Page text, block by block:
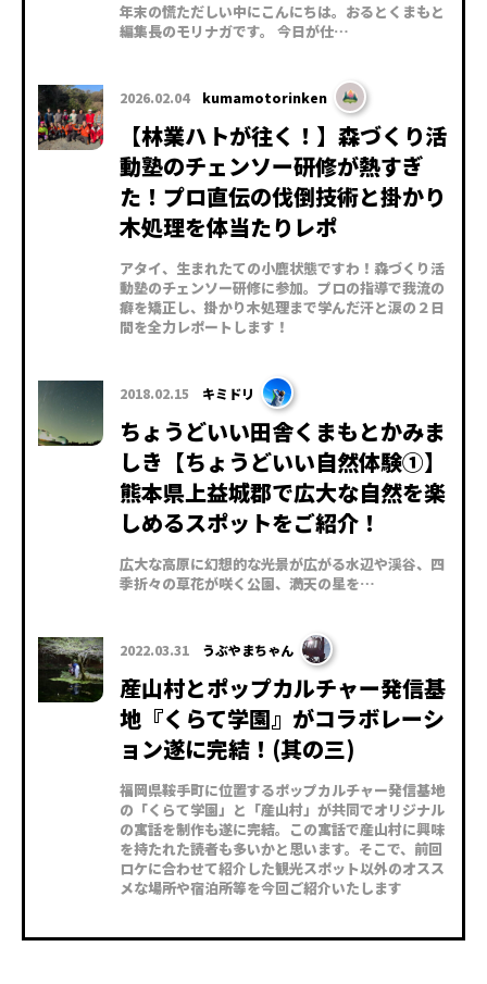
年末の慌ただしい中にこんにちは。おるとくまもと
編集長のモリナガです。 今日が仕…
2026.02.04 kumamotorinken
【林業ハトが往く！】森づくり活
動塾のチェンソー研修が熱すぎ
た！プロ直伝の伐倒技術と掛かり
木処理を体当たりレポ
アタイ、生まれたての小鹿状態ですわ！森づくり活
動塾のチェンソー研修に参加。プロの指導で我流の
癖を矯正し、掛かり木処理まで学んだ汗と涙の２日
間を全力レポートします！
2018.02.15 キミドリ
ちょうどいい田舎くまもとかみま
しき【ちょうどいい自然体験①】
熊本県上益城郡で広大な自然を楽
しめるスポットをご紹介！
広大な高原に幻想的な光景が広がる水辺や渓谷、四
季折々の草花が咲く公園、満天の星を…
2022.03.31 うぶやまちゃん
産山村とポップカルチャー発信基
地『くらて学園』がコラボレーシ
ョン遂に完結！(其の三)
福岡県鞍手町に位置するポップカルチャー発信基地
の「くらて学園」と「産山村」が共同でオリジナル
の寓話を制作も遂に完結。この寓話で産山村に興味
を持たれた読者も多いかと思います。そこで、前回
ロケに合わせて紹介した観光スポット以外のオスス
メな場所や宿泊所等を今回ご紹介いたします